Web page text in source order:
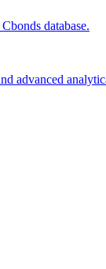
database.
advanced